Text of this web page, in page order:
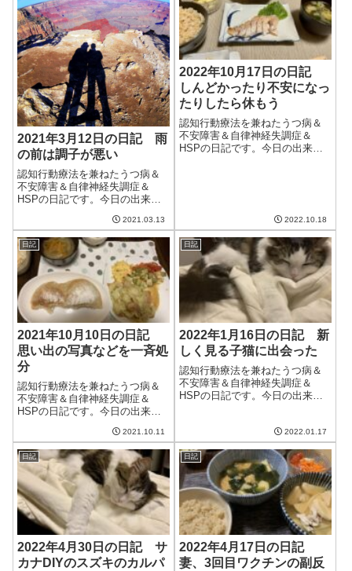
出せてよかった。...
2021年3月12日の日記 雨
の前は調子が悪い
認知行動療法を兼ねたうつ病＆
不安障害＆自律神経失調症＆
HSPの日記です。今日の出来事
濯物もまあまあ乾いた。明日は
本降りの雨になるらしい。その
せいか、調子が悪い。家の中に
いてもふらふらを感じるし、不
安が大きく、やる...
2021.03.13
2022年10月17日の日記
しんどかったり不安になっ
たりしたら休もう
認知行動療法を兼ねたうつ病＆
不安障害＆自律神経失調症＆
HSPの日記です。今日の出来事
2022.10.18
日記
2021年10月10日の日記
思い出の写真などを一斉処
分
認知行動療法を兼ねたうつ病＆
不安障害＆自律神経失調症＆
HSPの日記です。今日の出来事
ど気温が上がらず、過ごしやす
い日だった。明日は暑いけど、
その先は涼しくなるらしい。ま
だ家の中はTシャツ短パンという
格好だが、そろ...
2021.10.11
日記
2022年1月16日の日記 新
しく見る子猫に出会った
認知行動療法を兼ねたうつ病＆
不安障害＆自律神経失調症＆
HSPの日記です。今日の出来事
たらトンガの噴火ですごいニュ
ースになっていてびっくり。い
つも朝にやっているテレビ体操
がやっておらず、...
2022.01.17
日記
2022年4月30日の日記 サ
カナDIYのスズキのカルパ
日記
2022年4月17日の日記
妻、3回目ワクチンの副反